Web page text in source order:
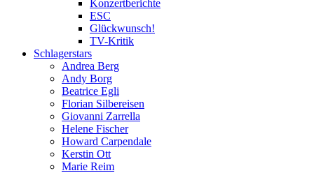
Konzertberichte
ESC
Glückwunsch!
TV-Kritik
Schlagerstars
Andrea Berg
Andy Borg
Beatrice Egli
Florian Silbereisen
Giovanni Zarrella
Helene Fischer
Howard Carpendale
Kerstin Ott
Marie Reim